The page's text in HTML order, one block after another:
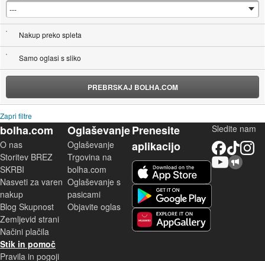
Nakup preko spleta
Samo oglasi s sliko
PREBRSKAJ BOLHA.COM
Zapri filtre
bolha.com
O nas
Storitev BREZ
SKRBI
Nasveti za varen
nakup
Blog Skupnost
Zemljevid strani
Načini plačila
Stik in pomoč
Pravila in pogoji
Oglaševanje
Oglaševanje
Trgovina na
bolha.com
Oglaševanje s
pasicami
Objavite oglas
Prenesite
aplikacijo
Sledite nam